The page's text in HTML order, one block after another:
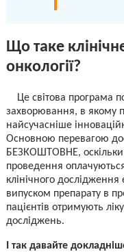
Що таке
онкології?
Це світова програма
захворювання, в якому
найсучасніше
Основною перевагою
БЕЗКОШТОВНЕ, оскільки
проведення
клінічного
випуском препарату в
пацієнтів отримують
досліджень.
І так давайте